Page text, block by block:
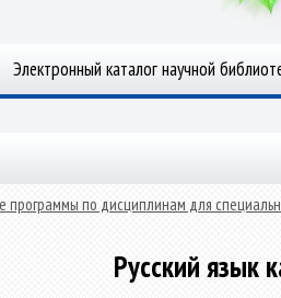
Электронный каталог научной
программы по дисциплинам для
Русский язык